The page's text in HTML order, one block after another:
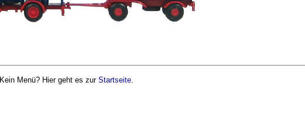
Kein Menü? Hier geht es zur Startseite.